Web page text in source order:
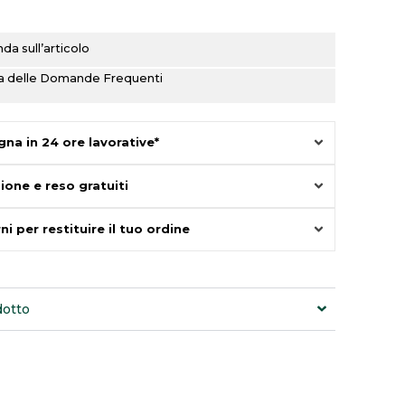
€135.00.
sull’articolo
delle Domande Frequenti
in 24 ore lavorative*
e reso gratuiti
per restituire il tuo ordine